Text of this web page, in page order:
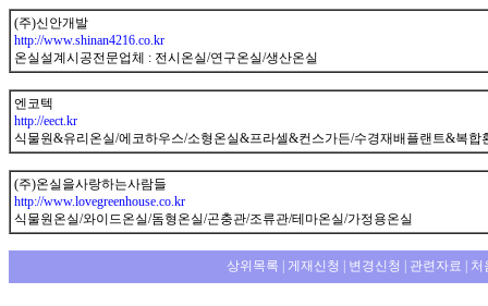
(주)신안개발
http://www.shinan4216.co.kr
온실설계시공전문업체 : 전시온실/연구온실/생산온실
엔코텍
http://eect.kr
식물원&유리온실/에코하우스/소형온실&프라셀&컨스가든/수경재배플랜트&복합
(주)온실을사랑하는사람들
http://www.lovegreenhouse.co.kr
식물원온실/와이드온실/돔형온실/곤충관/조류관/테마온실/가정용온실
상위목록 게재신청 변경신청 관련자료 처